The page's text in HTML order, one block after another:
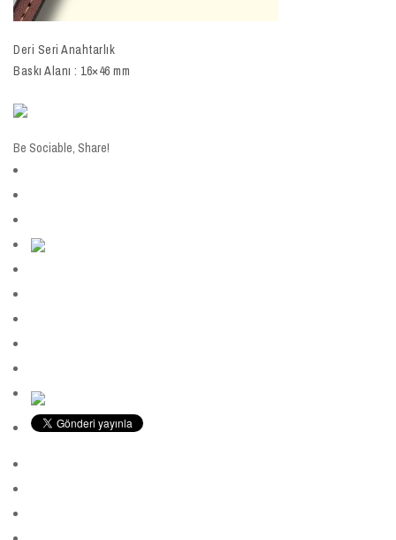
Deri Seri Anahtarlık
Baskı Alanı : 16×46 mm
Be Sociable, Share!